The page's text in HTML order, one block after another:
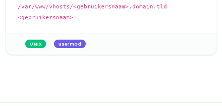
/var/www/vhosts/<gebruikersnaam>.domain.tld
<gebruikersnaam>
UNIX usermod